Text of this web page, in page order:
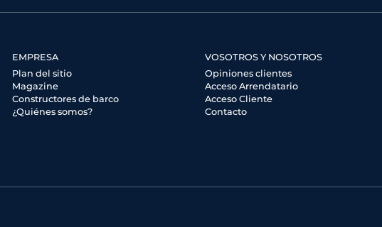
EMPRESA
Plan del sitio
Magazine
Constructores de barco
¿Quiénes somos?
VOSOTROS Y NOSOTROS
Opiniones clientes
Acceso Arrendatario
Acceso Cliente
Contacto